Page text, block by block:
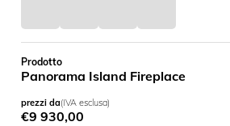
Prodotto
Panorama Island Fireplace
prezzi da(IVA esclusa)
€9 930,00